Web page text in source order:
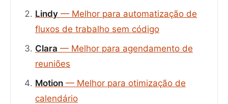
Lindy — Melhor para automatização de
fluxos de trabalho sem código
Clara — Melhor para agendamento de
reuniões
Motion — Melhor para otimização de
calendário